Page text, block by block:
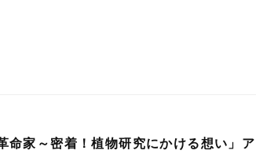
家～密着！植物研究にかける想い」